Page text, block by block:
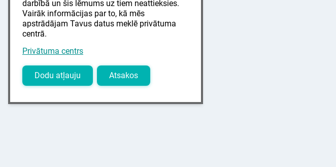
darbībā un šis lēmums uz tiem neattieksies.
Vairāk informācijas par to, kā mēs
apstrādājam Tavus datus meklē privātuma
centrā.
Privātuma centrs
Dodu atļauju Atsakos